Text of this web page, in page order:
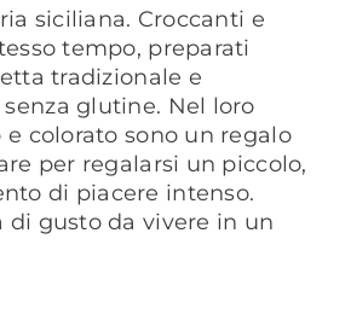
siciliana. Croccanti e
tempo, preparati
tradizionale e
glutine. Nel loro
colorato sono un regalo
per regalarsi un piccolo,
di piacere intenso.
di gusto da vivere in un